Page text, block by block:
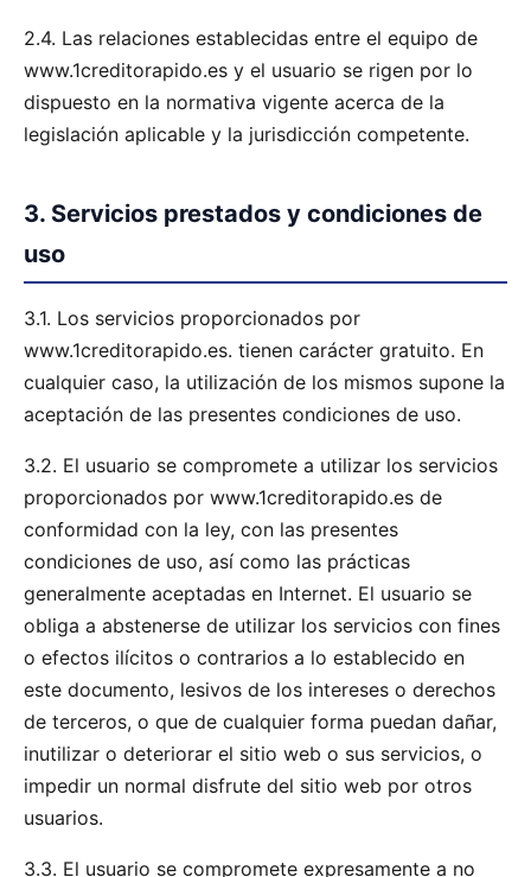
2.4. Las relaciones establecidas entre el equipo de
www.1creditorapido.es y el usuario se rigen por lo
dispuesto en la normativa vigente acerca de la
legislación aplicable y la jurisdicción competente.
3. Servicios prestados y condiciones de
uso
3.1. Los servicios proporcionados por
www.1creditorapido.es. tienen carácter gratuito. En
cualquier caso, la utilización de los mismos supone la
aceptación de las presentes condiciones de uso.
3.2. El usuario se compromete a utilizar los servicios
proporcionados por www.1creditorapido.es de
conformidad con la ley, con las presentes
condiciones de uso, así como las prácticas
generalmente aceptadas en Internet. El usuario se
obliga a abstenerse de utilizar los servicios con fines
o efectos ilícitos o contrarios a lo establecido en
este documento, lesivos de los intereses o derechos
de terceros, o que de cualquier forma puedan dañar,
inutilizar o deteriorar el sitio web o sus servicios, o
impedir un normal disfrute del sitio web por otros
usuarios.
3.3. El usuario se compromete expresamente a no